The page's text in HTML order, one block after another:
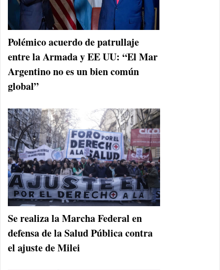
Polémico acuerdo de patrullaje
entre la Armada y EE UU: “El Mar
Argentino no es un bien común
global”
Se realiza la Marcha Federal en
defensa de la Salud Pública contra
el ajuste de Milei